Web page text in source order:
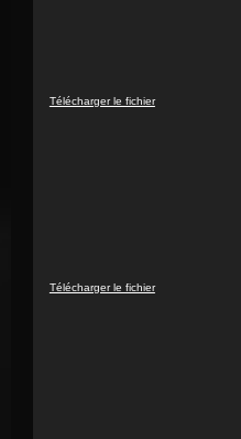
Lecteur
Télécharger le fichier
Lecteur
Télécharger le fichier